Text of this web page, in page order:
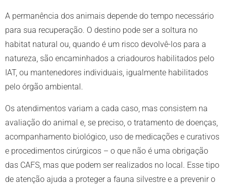
A permanência dos animais depende do tempo necessário
para sua recuperação. O destino pode ser a soltura no
habitat natural ou, quando é um risco devolvê-los para a
natureza, são encaminhados a criadouros habilitados pelo
IAT, ou mantenedores individuais, igualmente habilitados
pelo órgão ambiental.
Os atendimentos variam a cada caso, mas consistem na
avaliação do animal e, se preciso, o tratamento de doenças,
acompanhamento biológico, uso de medicações e curativos
e procedimentos cirúrgicos – o que não é uma obrigação
das CAFS, mas que podem ser realizados no local. Esse tipo
de atenção ajuda a proteger a fauna silvestre e a prevenir o